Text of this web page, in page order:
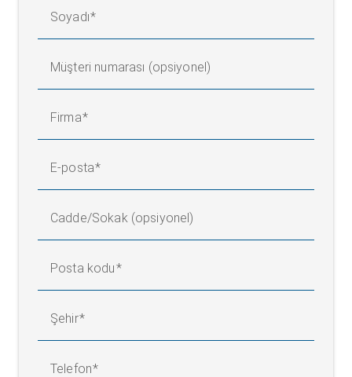
Soyadı
Müşteri numarası (opsiyonel)
Firma
E-posta
Cadde/Sokak (opsiyonel)
Posta kodu
Şehir
Telefon